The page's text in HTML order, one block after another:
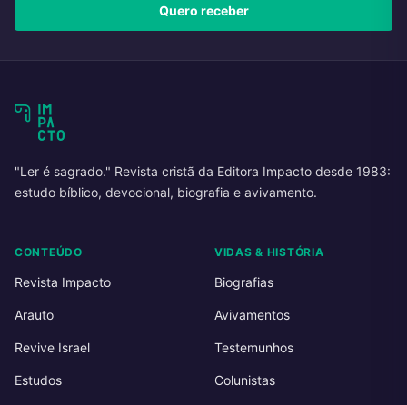
Quero receber
"Ler é sagrado." Revista cristã da Editora Impacto desde 1983:
estudo bíblico, devocional, biografia e avivamento.
CONTEÚDO
Revista Impacto
Arauto
Revive Israel
Estudos
VIDAS & HISTÓRIA
Biografias
Avivamentos
Testemunhos
Colunistas